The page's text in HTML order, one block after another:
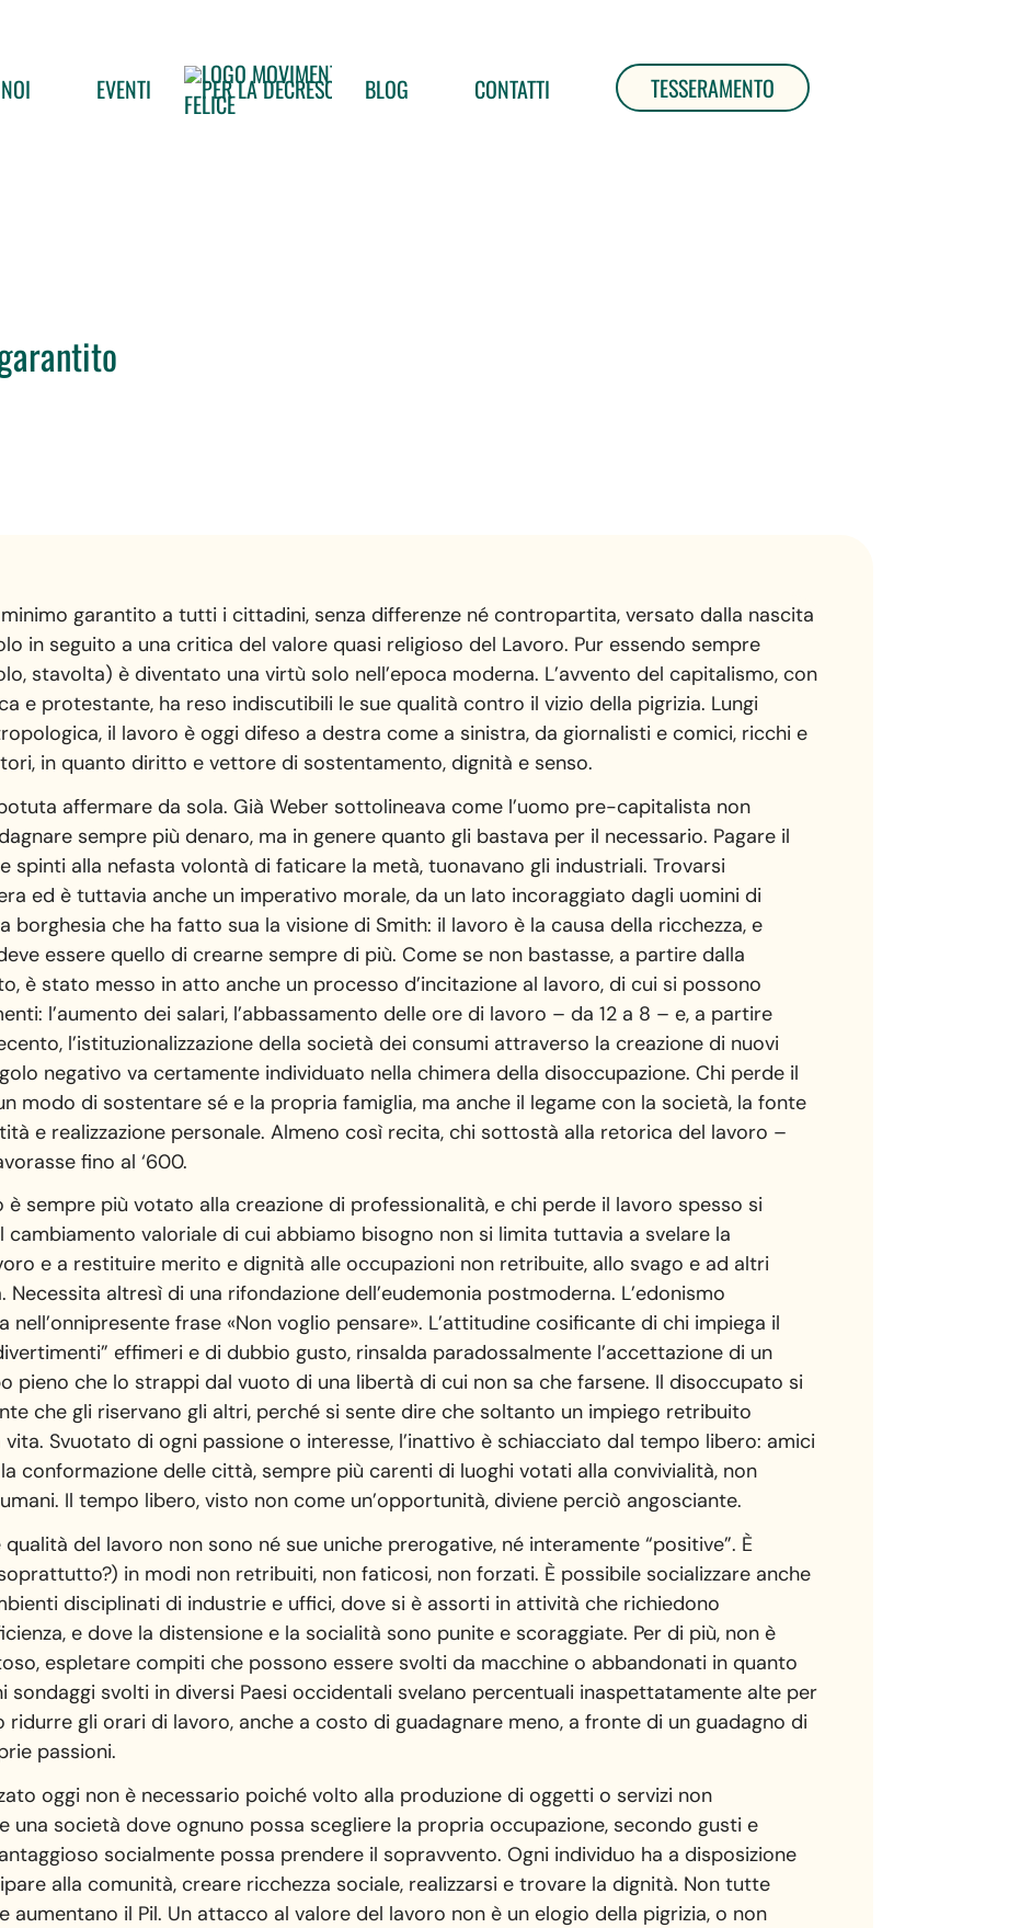
EVENTI BLOG CONTATTI TESSERAMENTO
garantito a tutti i cittadini, senza differenze né contropartita, versato dalla nascita
in seguito a una critica del valore quasi religioso del Lavoro. Pur essendo sempre
stavolta) è diventato una virtù solo nell’epoca moderna. L’avvento del capitalismo, con
e protestante, ha reso indiscutibili le sue qualità contro il vizio della pigrizia. Lungi
il lavoro è oggi difeso a destra come a sinistra, da giornalisti e comici, ricchi e
in quanto diritto e vettore di sostentamento, dignità e senso.
affermare da sola. Già Weber sottolineava come l’uomo pre-capitalista non
sempre più denaro, ma in genere quanto gli bastava per il necessario. Pagare il
spinti alla nefasta volontà di faticare la metà, tuonavano gli industriali. Trovarsi
ed è tuttavia anche un imperativo morale, da un lato incoraggiato dagli uomini di
borghesia che ha fatto sua la visione di Smith: il lavoro è la causa della ricchezza, e
essere quello di crearne sempre di più. Come se non bastasse, a partire dalla
è stato messo in atto anche un processo d’incitazione al lavoro, di cui si possono
l’aumento dei salari, l’abbassamento delle ore di lavoro – da 12 a 8 – e, a partire
l’istituzionalizzazione della società dei consumi attraverso la creazione di nuovi
negativo va certamente individuato nella chimera della disoccupazione. Chi perde il
modo di sostentare sé e la propria famiglia, ma anche il legame con la società, la fonte
e realizzazione personale. Almeno così recita, chi sottostà alla retorica del lavoro –
fino al ‘600.
è sempre più votato alla creazione di professionalità, e chi perde il lavoro spesso si
cambiamento valoriale di cui abbiamo bisogno non si limita tuttavia a svelare la
e a restituire merito e dignità alle occupazioni non retribuite, allo svago e ad altri
altresì di una rifondazione dell’eudemonia postmoderna. L’edonismo
frase «Non voglio pensare». L’attitudine cosificante di chi impiega il
effimeri e di dubbio gusto, rinsalda paradossalmente l’accettazione di un
pieno che lo strappi dal vuoto di una libertà di cui non sa che farsene. Il disoccupato si
che gli riservano gli altri, perché si sente dire che soltanto un impiego retribuito
Svuotato di ogni passione o interesse, l’inattivo è schiacciato dal tempo libero: amici
conformazione delle città, sempre più carenti di luoghi votati alla convivialità, non
Il tempo libero, visto non come un’opportunità, diviene perciò angosciante.
del lavoro non sono né sue uniche prerogative, né interamente “positive”. È
in modi non retribuiti, non faticosi, non forzati. È possibile socializzare anche
disciplinati di industrie e uffici, dove si è assorti in attività che richiedono
e dove la distensione e la socialità sono punite e scoraggiate. Per di più, non è
espletare compiti che possono essere svolti da macchine o abbandonati in quanto
sondaggi svolti in diversi Paesi occidentali svelano percentuali inaspettatamente alte per
gli orari di lavoro, anche a costo di guadagnare meno, a fronte di un guadagno di
passioni.
oggi non è necessario poiché volto alla produzione di oggetti o servizi non
una società dove ognuno possa scegliere la propria occupazione, secondo gusti e
socialmente possa prendere il sopravvento. Ogni individuo ha a disposizione
alla comunità, creare ricchezza sociale, realizzarsi e trovare la dignità. Non tutte
aumentano il Pil. Un attacco al valore del lavoro non è un elogio della pigrizia, o non